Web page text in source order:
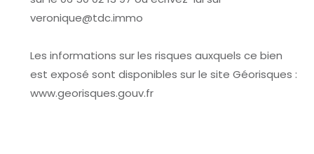
veronique@tdc.immo
Les informations sur les risques auxquels ce bien
est exposé sont disponibles sur le site Géorisques :
www.georisques.gouv.fr